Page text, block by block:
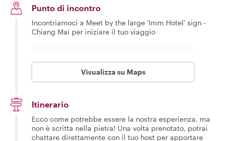
Punto di incontro
Incontriamoci a Meet by the large 'Imm Hotel' sign -
Chiang Mai per iniziare il tuo viaggio
Visualizza su Maps
Itinerario
Ecco come potrebbe essere la nostra esperienza, ma
non è scritta nella pietra! Una volta prenotato, potrai
chattare direttamente con il tuo host per apportare